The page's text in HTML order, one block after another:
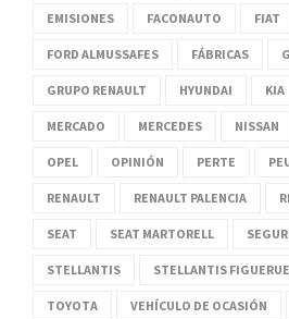
EMISIONES FACONAUTO FIAT
FORD ALMUSSAFES FÁBRICAS
GRUPO RENAULT HYUNDAI KIA
MERCADO MERCEDES NISSAN
OPEL OPINIÓN PERTE
RENAULT RENAULT PALENCIA
SEAT SEAT MARTORELL
STELLANTIS STELLANTIS
TOYOTA VEHÍCULO DE OCASIÓN